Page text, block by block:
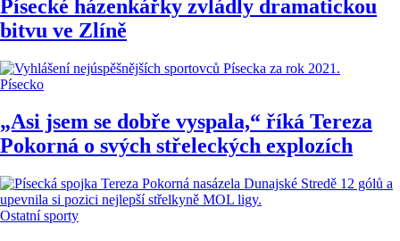
Písecké házenkářky zvládly dramatickou
bitvu ve Zlíně
Písecko
„Asi jsem se dobře vyspala,“ říká Tereza
Pokorná o svých střeleckých explozích
Ostatní sporty